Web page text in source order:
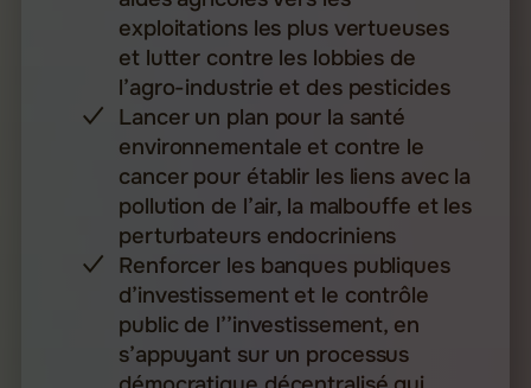
exploitations les plus vertueuses
et lutter contre les lobbies de
l’agro-industrie et des pesticides
Lancer un plan pour la santé
environnementale et contre le
cancer pour établir les liens avec la
pollution de l’air, la malbouffe et les
perturbateurs endocriniens
Renforcer les banques publiques
d’investissement et le contrôle
public de l’’investissement, en
s’appuyant sur un processus